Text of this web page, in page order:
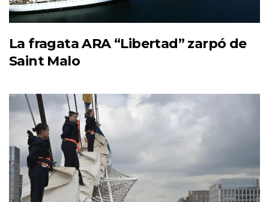
La fragata ARA “Libertad” zarpó de
Saint Malo